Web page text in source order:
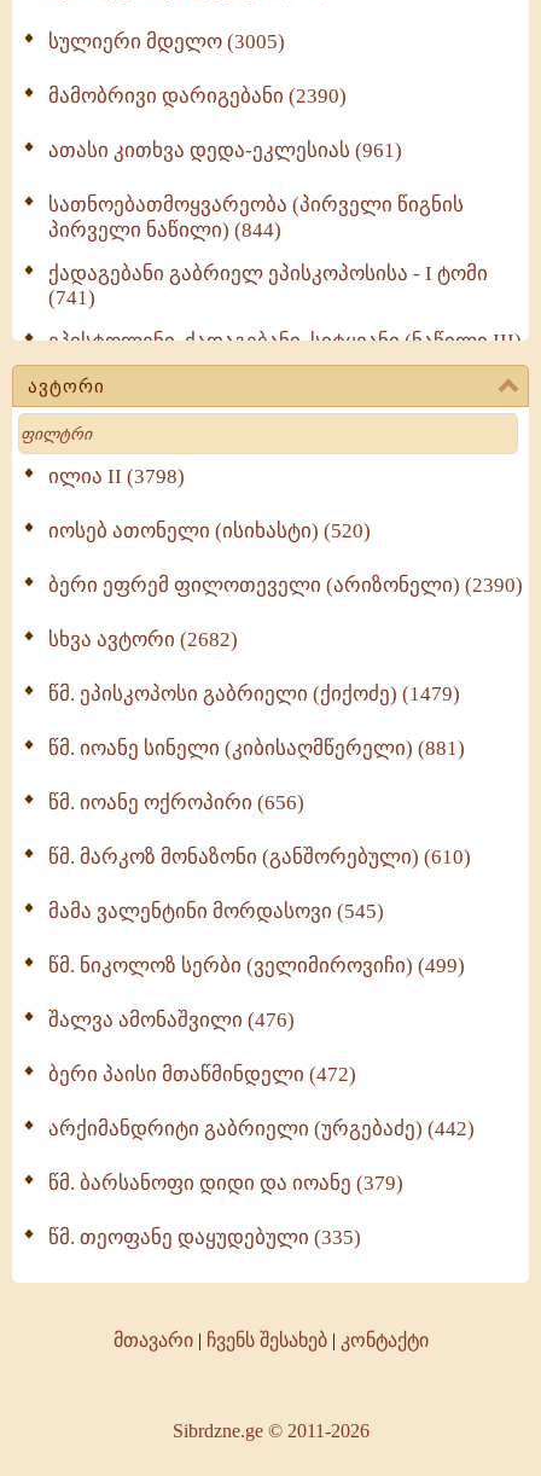
სულიერი მდელო (3005)
მამობრივი დარიგებანი (2390)
ათასი კითხვა დედა-ეკლესიას (961)
სათნოებათმოყვარეობა (პირველი წიგნის
პირველი ნაწილი) (844)
ქადაგებანი გაბრიელ ეპისკოპოსისა - I ტომი
(741)
ეპისტოლენი, ქადაგებანი, სიტყვანი (ნაწილი III)
(723)
მოძღვრის ძალზე სასარგებლო რჩევები
მრევლისათვის (545)
Wisdomge (514)
ქადაგებანი გაბრიელ ეპისკოპოსისა - II ტომი
სულიერი ცხოვრების სახელმძღვანელო -
ნაწილი II (369)
ავტორი
Search
ილია II (3798)
იოსებ ათონელი (ისიხასტი) (520)
ბერი ეფრემ ფილოთეველი (არიზონელი) (2390)
სხვა ავტორი (2682)
წმ. ეპისკოპოსი გაბრიელი (ქიქოძე) (1479)
წმ. იოანე სინელი (კიბისაღმწერელი) (881)
წმ. იოანე ოქროპირი (656)
წმ. მარკოზ მონაზონი (განშორებული) (610)
მამა ვალენტინი მორდასოვი (545)
წმ. ნიკოლოზ სერბი (ველიმიროვიჩი) (499)
შალვა ამონაშვილი (476)
ბერი პაისი მთაწმინდელი (472)
არქიმანდრიტი გაბრიელი (ურგებაძე) (442)
წმ. ბარსანოფი დიდი და იოანე (379)
წმ. თეოფანე დაყუდებული (335)
მთავარი| ჩვენს შესახებ| კონტაქტი
Sibrdzne.ge © 2011-2026